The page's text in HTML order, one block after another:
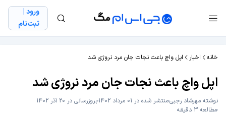
ورود |
ثبت‌نام
خانه اخبار اپل واچ باعث نجات جان مرد نروژی شد
اپل واچ باعث نجات جان مرد نروژی شد
نوشته مهرشاد رجبیمنتشر شده در 01 مرداد 1402
بروزرسانی در 20 آذر 1402
مطالعه 3 دقیقه